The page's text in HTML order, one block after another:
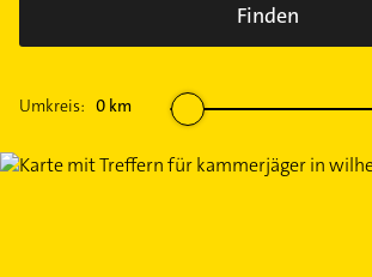
Finden
Umkreis: 0 km